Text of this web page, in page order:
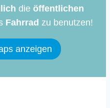
die öffentlichen
Fahrrad zu benutzen!
anzeigen